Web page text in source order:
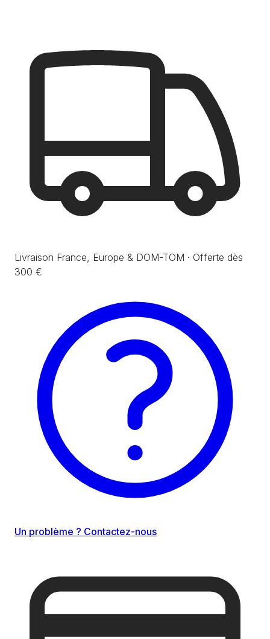
Livraison France, Europe & DOM-TOM · Offerte dès
300 €
Un problème ? Contactez-nous